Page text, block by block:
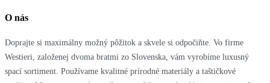
O nás
Doprajte si maximálny možný pôžitok a skvele si odpočiňte. Vo firme
Westieri, založenej dvoma bratmi zo Slovenska, vám vyrobíme luxusný
spací sortiment. Používame kvalitné prírodné materiály a taštičkové